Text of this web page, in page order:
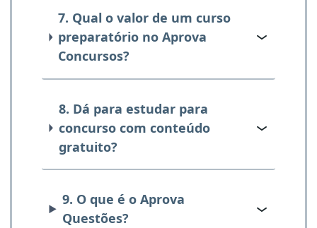
7. Qual o valor de um curso
preparatório no Aprova
Concursos?
8. Dá para estudar para
concurso com conteúdo
gratuito?
9. O que é o Aprova
Questões?